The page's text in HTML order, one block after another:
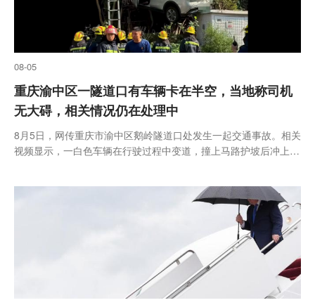
08-05
重庆渝中区一隧道口有车辆卡在半空，当地称司机
无大碍，相关情况仍在处理中
8月5日，网传重庆市渝中区鹅岭隧道口处发生一起交通事故。相关
视频显示，一白色车辆在行驶过程中变道，撞上马路护坡后冲上草